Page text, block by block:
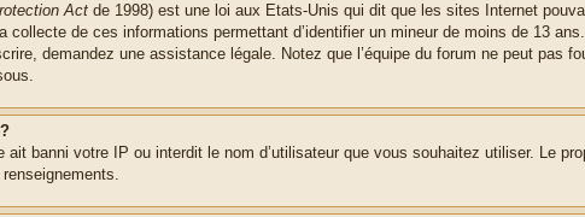
Act de 1998) est une loi aux Etats-Unis qui dit que les sites Internet
collecte de ces informations permettant d’identifier un mineur de moins de 13
demandez une assistance légale. Notez que l’équipe du forum ne peut
ait banni votre IP ou interdit le nom d’utilisateur que vous souhaitez utiliser. Le